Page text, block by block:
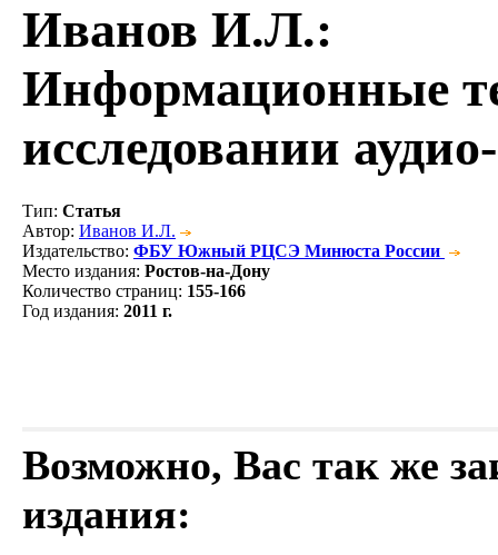
Иванов И.Л.:
Информационные
исследовании
Тип: Статья
Автор: Иванов И.Л.
Издательство: ФБУ Южный РЦСЭ Минюста России
Место издания: Ростов-на-Дону
Количество страниц: 155-166
Год издания: 2011 г.
Возможно, Вас так же
издания: